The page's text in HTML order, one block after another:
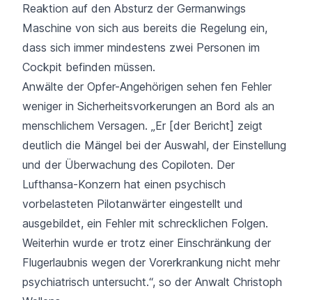
Reaktion auf den Absturz der Germanwings
Maschine von sich aus bereits die Regelung ein,
dass sich immer mindestens zwei Personen im
Cockpit befinden müssen.
Anwälte der Opfer-Angehörigen sehen fen Fehler
weniger in Sicherheitsvorkerungen an Bord als an
menschlichem Versagen. „Er [der Bericht] zeigt
deutlich die Mängel bei der Auswahl, der Einstellung
und der Überwachung des Copiloten. Der
Lufthansa-Konzern hat einen psychisch
vorbelasteten Pilotanwärter eingestellt und
ausgebildet, ein Fehler mit schrecklichen Folgen.
Weiterhin wurde er trotz einer Einschränkung der
Flugerlaubnis wegen der Vorerkrankung nicht mehr
psychiatrisch untersucht.“, so der Anwalt Christoph